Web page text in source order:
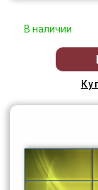
В наличии